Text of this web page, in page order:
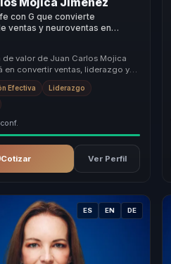
con G que convierte
ventas y neuroventas en
motivación y resultados
de valor de Juan Carlos Mojica
en convertir ventas, liderazgo y
en una experiencia de
Efectiva Liderazgo
conf.
Cotizar Ver Perfil
ES EN DE